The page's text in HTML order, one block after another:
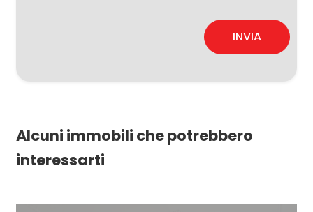
INVIA
Alcuni immobili che potrebbero
interessarti